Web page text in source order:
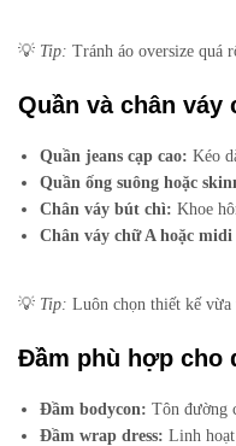
💡 Tip: Tránh áo oversize quá
Quần và chân váy
Quần jeans cạp cao: Kéo
Quần ống suông hoặc
Chân váy bút chì: Khoe
Chân váy chữ A hoặc midi
💡 Tip: Luôn chọn thiết kế vừa
Đầm phù hợp cho
Đầm bodycon: Tôn đường
Đầm wrap dress: Linh hoạt